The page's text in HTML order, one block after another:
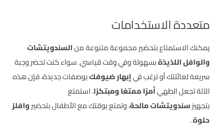
متعددة الاستخدامات
يمكنك الاستمتاع بتحضير مجموعة متنوعة منالسندويتشات
والوافل اللذيذةبسهولة وفي وقت قياسي. سواء كنت تحضر وجبة
سريعة لعائلتك أو ترغب فيإبهار ضيوفكبوصفات جديدة، فإن هذه
الآلة تجعل الطهيأمرًا ممتعًا ومبتكرًا. استمتع
بتجهيزسندويتشات مالحة، وتمتع بوقتك مع الأطفال بتحضيروافلز
حلوة.